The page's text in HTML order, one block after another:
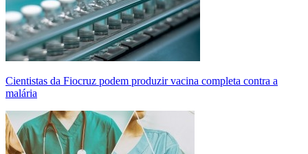
Cientistas da Fiocruz podem produzir vacina completa contra a
malária